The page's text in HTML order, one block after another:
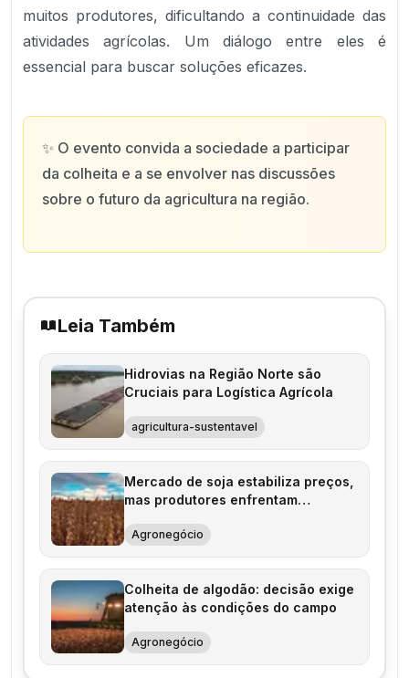
muitos produtores, dificultando a continuidade das
atividades agrícolas. Um diálogo entre eles é
essencial para buscar soluções eficazes.
✨ O evento convida a sociedade a participar
da colheita e a se envolver nas discussões
sobre o futuro da agricultura na região.
Leia Também
Hidrovias na Região Norte são
Cruciais para Logística Agrícola
agricultura-sustentavel
Mercado de soja estabiliza preços,
mas produtores enfrentam
Agronegócio
Colheita de algodão: decisão exige
atenção às condições do campo
Agronegócio